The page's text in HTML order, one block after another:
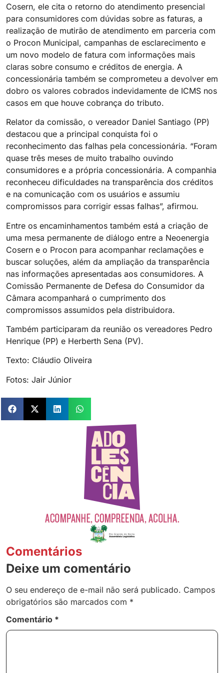
Cosern, ele cita o retorno do atendimento presencial
para consumidores com dúvidas sobre as faturas, a
realização de mutirão de atendimento em parceria com
o Procon Municipal, campanhas de esclarecimento e
um novo modelo de fatura com informações mais
claras sobre consumo e créditos de energia. A
concessionária também se comprometeu a devolver em
dobro os valores cobrados indevidamente de ICMS nos
casos em que houve cobrança do tributo.
Relator da comissão, o vereador Daniel Santiago (PP)
destacou que a principal conquista foi o
reconhecimento das falhas pela concessionária. “Foram
quase três meses de muito trabalho ouvindo
consumidores e a própria concessionária. A companhia
reconheceu dificuldades na transparência dos créditos
e na comunicação com os usuários e assumiu
compromissos para corrigir essas falhas”, afirmou.
Entre os encaminhamentos também está a criação de
uma mesa permanente de diálogo entre a Neoenergia
Cosern e o Procon para acompanhar reclamações e
buscar soluções, além da ampliação da transparência
nas informações apresentadas aos consumidores. A
Comissão Permanente de Defesa do Consumidor da
Câmara acompanhará o cumprimento dos
compromissos assumidos pela distribuidora.
Também participaram da reunião os vereadores Pedro
Henrique (PP) e Herberth Sena (PV).
Texto: Cláudio Oliveira
Fotos: Jair Júnior
Comentários
Deixe um comentário
O seu endereço de e-mail não será publicado. Campos
obrigatórios são marcados com *
Comentário *